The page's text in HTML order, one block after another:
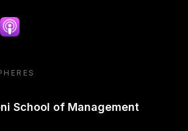
Apple podcast
School of Management